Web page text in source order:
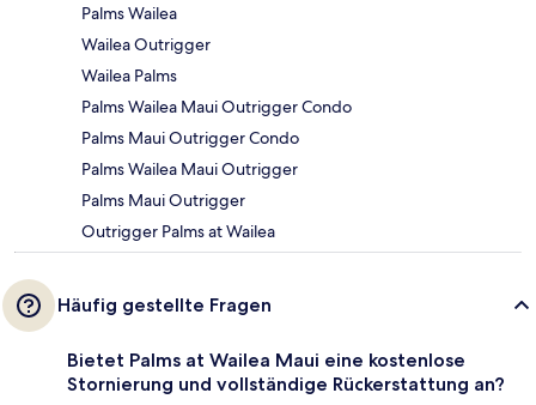
Palms Wailea
Wailea Outrigger
Wailea Palms
Palms Wailea Maui Outrigger Condo
Palms Maui Outrigger Condo
Palms Wailea Maui Outrigger
Palms Maui Outrigger
Outrigger Palms at Wailea
Häufig gestellte Fragen
Bietet Palms at Wailea Maui eine kostenlose
Stornierung und vollständige Rückerstattung an?